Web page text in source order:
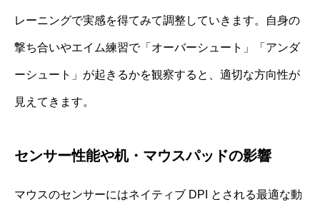
レーニングで実感を得てみて調整していきます。自身の
撃ち合いやエイム練習で「オーバーシュート」「アンダ
ーシュート」が起きるかを観察すると、適切な方向性が
見えてきます。
センサー性能や机・マウスパッドの影響
マウスのセンサーにはネイティブ DPI とされる最適な動